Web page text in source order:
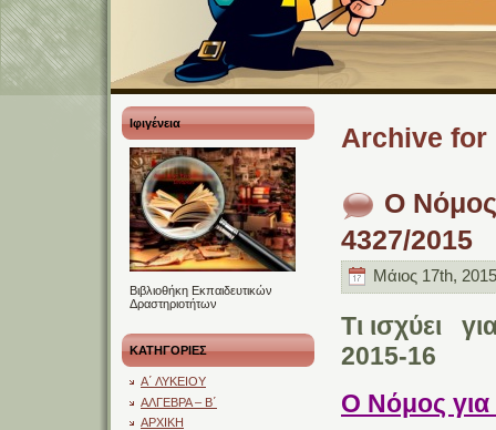
Ιφιγένεια
Βιβλιοθήκη Εκπαιδευτικών
Δραστηριοτήτων
ΚΑΤΗΓΟΡΙΕΣ
Α΄ ΛΥΚΕΙΟΥ
ΑΛΓΕΒΡΑ – Β΄
ΑΡΧΙΚΗ
Archive for
O
4327/2015
Μάιος 17th,
Τι ισχύει
2015-16
O Νόμος για